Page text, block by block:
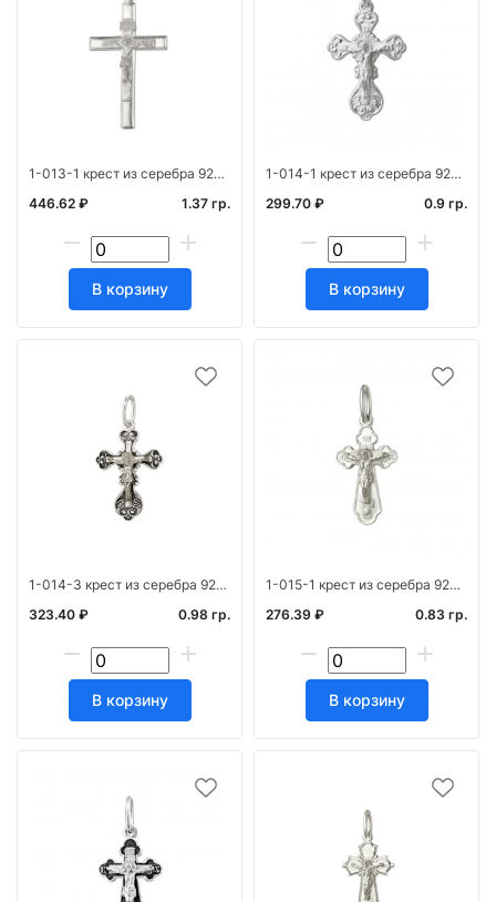
1-013-1 крест из серебра 925* штамп белый
446.62 ₽
1.37 гр.
В корзину
1-014-1 крест из серебра 925* штамп белый
299.70 ₽
0.9 гр.
В корзину
1-014-3 крест из серебра 925* с частичным чернен
323.40 ₽
0.98 гр.
В корзину
1-015-1 крест из серебра 925* штамп белый
276.39 ₽
0.83 гр.
В корзину